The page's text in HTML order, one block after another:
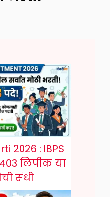
2026 : IBPS
लिपीक या
संधी